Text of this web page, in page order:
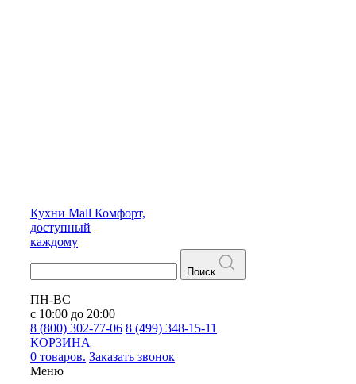
Кухни Mall Комфорт,
доступный
каждому
Поиск
ПН-ВС
с 10:00 до 20:00
8 (800) 302-77-06 8 (499) 348-15-11
КОРЗИНА
0 товаров. Заказать звонок
Меню